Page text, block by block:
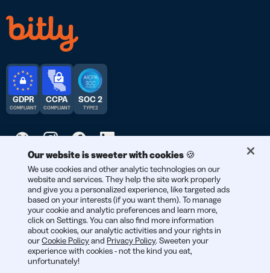
© 2026 Bitly | Feito com carinho em Nova York, Berlim e no
mundo todo.
GDPR
COMPLIANT
CCPA
COMPLIANT
SOC 2
TYPE 2
Our website is sweeter with cookies 🍪
We use cookies and other analytic technologies on our
website and services. They help the site work properly
and give you a personalized experience, like targeted ads
based on your interests (if you want them). To manage
your cookie and analytic preferences and learn more,
click on Settings. You can also find more information
about cookies, our analytic activities and your rights in
ourCookie Policyand Privacy Policy. Sweeten your
experience with cookies - not the kind you eat,
unfortunately!